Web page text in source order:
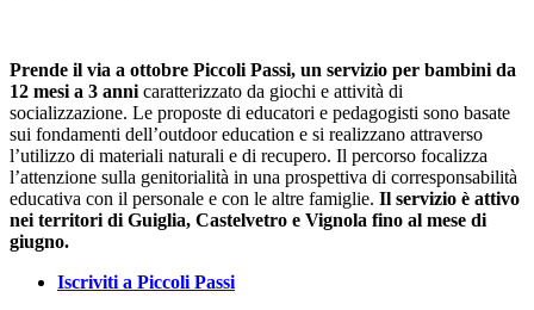
Prende il via a ottobre Piccoli Passi, un servizio per bambini da
12 mesi a 3 anni caratterizzato da giochi e attività di
socializzazione. Le proposte di educatori e pedagogisti sono basate
sui fondamenti dell’outdoor education e si realizzano attraverso
l’utilizzo di materiali naturali e di recupero. Il percorso focalizza
l’attenzione sulla genitorialità in una prospettiva di corresponsabilità
educativa con il personale e con le altre famiglie. Il servizio è attivo
nei territori di Guiglia, Castelvetro e Vignola fino al mese di
giugno.
Iscriviti a Piccoli Passi